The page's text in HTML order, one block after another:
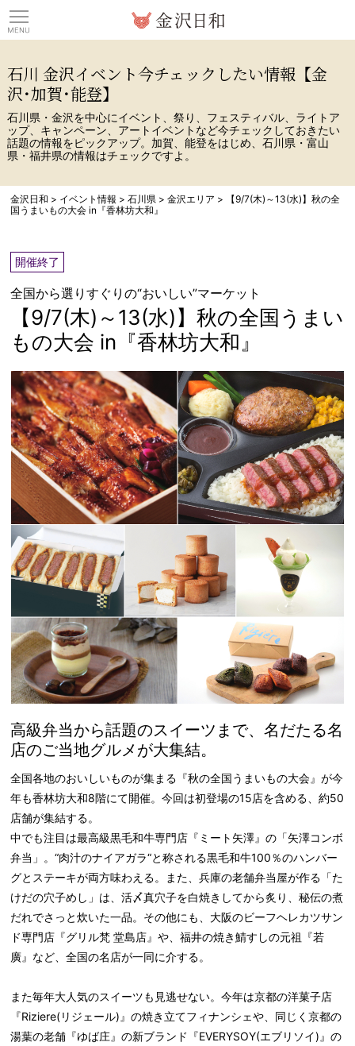
石川 金沢イベント今チェックしたい情報【金
沢･加賀･能登】
石川県・金沢を中心にイベント、祭り、フェスティバル、ライトア
ップ、キャンペーン、アートイベントなど今チェックしておきたい
話題の情報をピックアップ。加賀、能登をはじめ、石川県・富山
県・福井県の情報はチェックですよ。
金沢日和 > イベント情報 >石川県 >金沢エリア >
【9/7(木)～13(水)】秋の全
国うまいもの大会 in『香林坊大和』
開催終了
全国から選りすぐりの“おいしい”マーケット
【9/7(木)～13(水)】秋の全国うまい
もの大会 in『香林坊大和』
高級弁当から話題のスイーツまで、名だたる名
店のご当地グルメが大集結。
全国各地のおいしいものが集まる『秋の全国うまいもの大会』が今
年も香林坊大和8階にて開催。今回は初登場の15店を含める、約50
店舗が集結する。
中でも注目は最高級黒毛和牛専門店『ミート矢澤』の「矢澤コンボ
弁当」。“肉汁のナイアガラ“と称される黒毛和牛100％のハンバー
グとステーキが両方味わえる。また、兵庫の老舗弁当屋が作る「た
けだの穴子めし」は、活〆真穴子を白焼きしてから炙り、秘伝の煮
だれでさっと炊いた一品。その他にも、大阪のビーフヘレカツサン
ド専門店『グリル梵 堂島店』や、福井の焼き鯖すしの元祖『若
廣』など、全国の名店が一同に介する。
また毎年大人気のスイーツも見逃せない。今年は京都の洋菓子店
『Riziere(リジェール)』の焼き立てフィナンシェや、同じく京都の
湯葉の老舗『ゆば庄』の新ブランド『EVERYSOY(エブリソイ)』の